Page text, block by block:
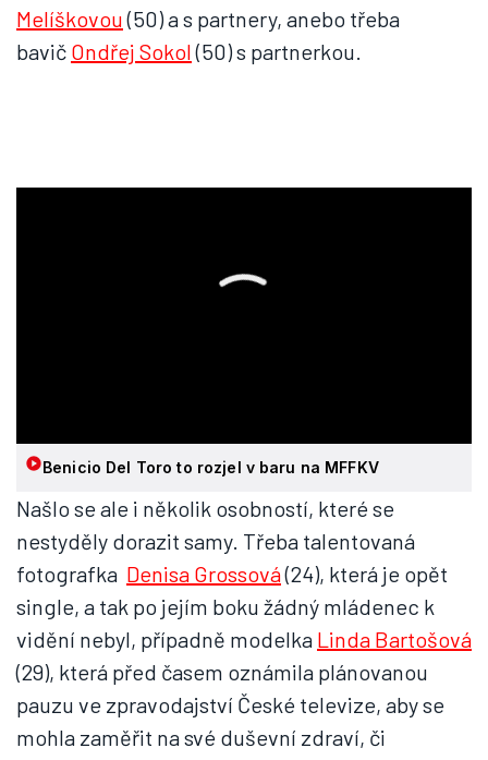
Melíškovou(50) a s partnery, anebo třeba
bavič Ondřej Sokol(50) s partnerkou.
Benicio Del Toro to rozjel v baru na MFFKV
Našlo se ale i několik osobností, které se
nestyděly dorazit samy. Třeba talentovaná
fotografka Denisa Grossová(24), která je opět
single, a tak po jejím boku žádný mládenec k
vidění nebyl, případně modelka Linda Bartošová
(29), která před časem oznámila plánovanou
pauzu ve zpravodajství České televize, aby se
mohla zaměřit na své duševní zdraví, či